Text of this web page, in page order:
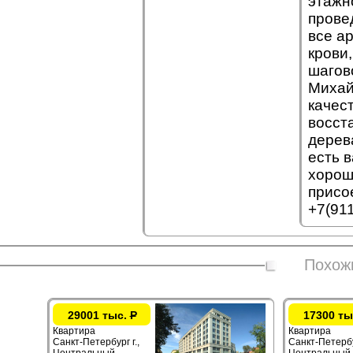
все
есть
29001 тыс.Р
Квартира
Санкт-Петербург г.,
17300
Квартира
Санкт-